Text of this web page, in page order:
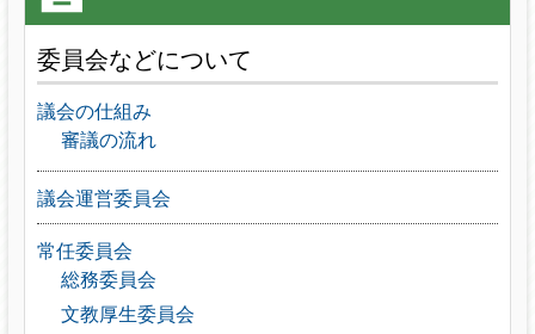
委員会などについて
議会の仕組み
審議の流れ
議会運営委員会
常任委員会
総務委員会
文教厚生委員会